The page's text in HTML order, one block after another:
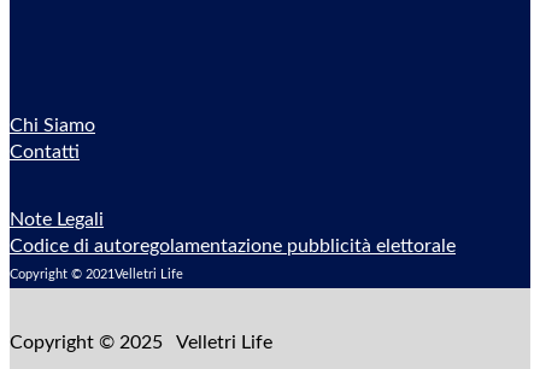
Chi Siamo
Contatti
Note Legali
Codice di autoregolamentazione pubblicità elettorale
Copyright © 2021Velletri Life
Copyright © 2025 Velletri Life